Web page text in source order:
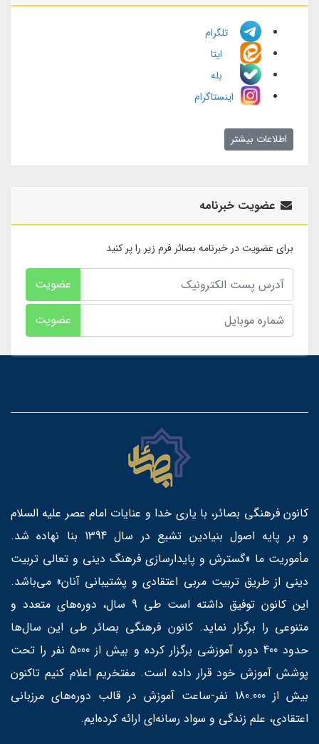
تلگرام
ایتا
بله
اینستاگرام
اطلاعات بیشتر
عضویت خبرنامه
برای عضویت در خبرنامه بصائر فرم زیر را پر کنید
عضویت
عضویت
کانون فرهنگی بصائر، با یاری خدا و عنایات امام عصر علیه السلام
و بر پایه اصول بنیادین تشیع در سال 1394 بنا نهاده شد.
مأموریت ما «گسترش و پایدارسازی فرهنگ دینی و تعالی تربیت
دینی از طریق تربیت مربی اعتقادی و پشتیبانی آنان» می‌باشد.
این کانون توفیق داشته است طی 9 سال، دوره‌های متعدد و
متنوعی را برگزار نماید. کانون فرهنگی بصائر طی این سال‌ها
حدود 400 دوره آموزشی برگزار کرده و بیش از 5000 نفر را تحت
پوشش آموزش خود قرار داده است. مفتخریم اعلام کنیم تاکنون
بیش از 180.000 نفر-ساعت آموزش در قالب دوره‌های مرزبانی
اعتقادی، علم زندگی و سواد رسانه‌ای ارائه کرده‌ایم.